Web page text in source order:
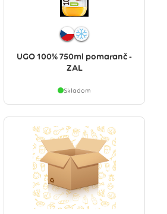
UGO 100% 750ml pomaranč -
ZAL
Skladom